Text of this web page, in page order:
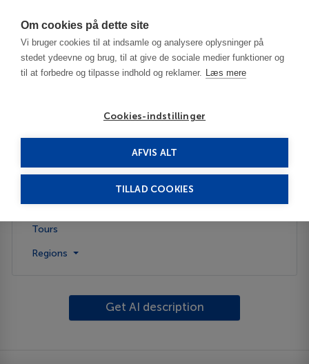
Om cookies på dette site
Vi bruger cookies til at indsamle og analysere oplysninger på
stedet ydeevne og brug, til at give de sociale medier funktioner og
til at forbedre og tilpasse indhold og reklamer. Læs mere
Cookies-indstillinger
AFVIS ALT
TILLAD COOKIES
Description
Tours
Regions
Get AI description